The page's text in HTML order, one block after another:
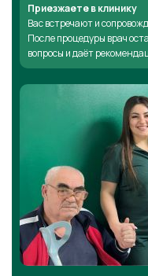
Приезжаете в клинику
Вас встречают и
После процедуры врач
вопросы и даёт